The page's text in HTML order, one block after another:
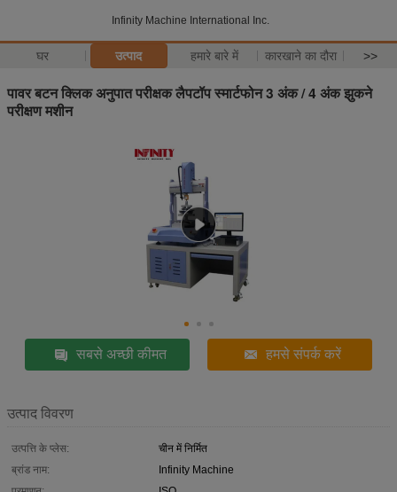
Infinity Machine International Inc.
घर उत्पाद हमारे बारे में कारखाने का दौरा >>
पावर बटन क्लिक अनुपात परीक्षक लैपटॉप स्मार्टफोन 3 अंक / 4 अंक झुकने
परीक्षण मशीन
सबसे अच्छी कीमत हमसे संपर्क करें
उत्पाद विवरण
उत्पत्ति के प्लेस:
चीन में निर्मित
ब्रांड नाम:
Infinity Machine